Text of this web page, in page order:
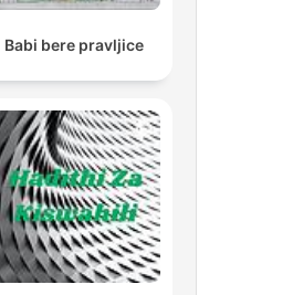
Babi bere pravljice